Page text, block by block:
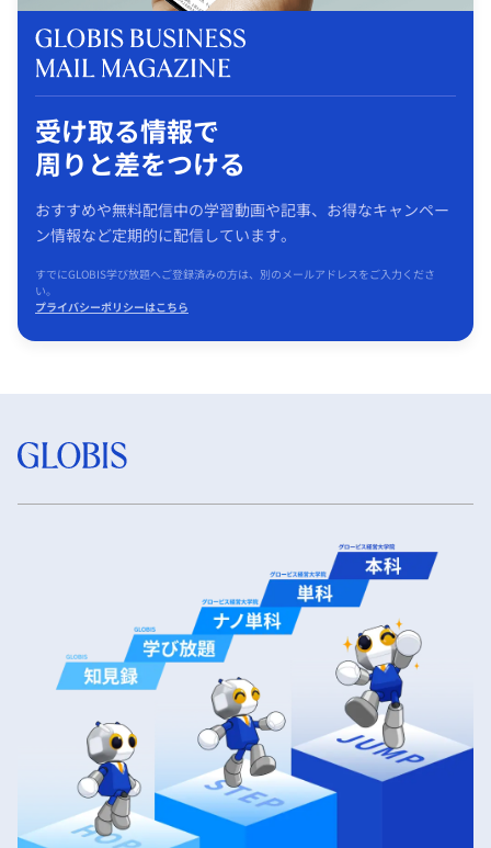
受け取る情報で
周りと差をつける
おすすめや無料配信中の学習動画や記事、お得なキャンペー
ン情報など定期的に配信しています。
すでにGLOBIS学び放題へご登録済みの方は、別のメールアドレスをご入力くださ
い。
プライバシーポリシーはこちら